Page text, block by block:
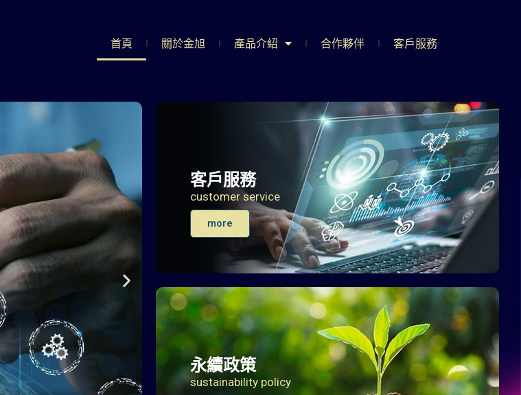
首頁 關於金旭 產品介紹 合作夥伴 客戶服務
住房即時同步
行動化前後端管
客戶服務
customer service
more
永續政策
sustainability policy